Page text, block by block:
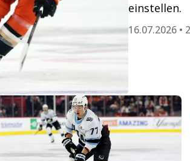
einstellen.
16.07.2026 •